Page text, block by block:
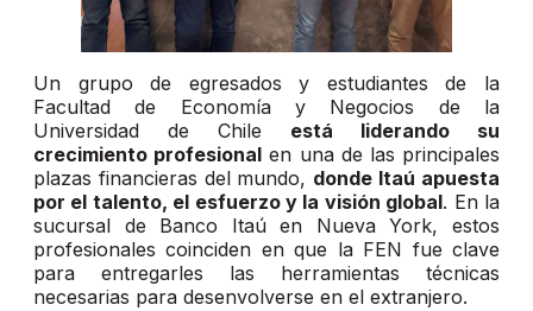
Un grupo de egresados y estudiantes de la
Facultad de Economía y Negocios de la
Universidad de Chile está liderando su
crecimiento profesional en una de las principales
plazas financieras del mundo, donde Itaú apuesta
por el talento, el esfuerzo y la visión global. En la
sucursal de Banco Itaú en Nueva York, estos
profesionales coinciden en que la FEN fue clave
para entregarles las herramientas técnicas
necesarias para desenvolverse en el extranjero.